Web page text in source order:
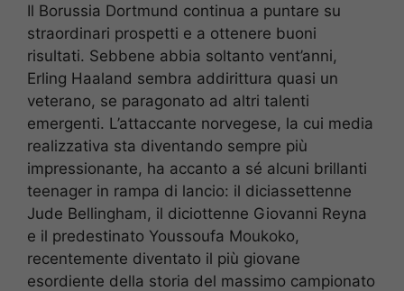
Il Borussia Dortmund continua a puntare su
straordinari prospetti e a ottenere buoni
risultati. Sebbene abbia soltanto vent’anni,
Erling Haaland sembra addirittura quasi un
veterano, se paragonato ad altri talenti
emergenti. L’attaccante norvegese, la cui media
realizzativa sta diventando sempre più
impressionante, ha accanto a sé alcuni brillanti
teenager in rampa di lancio: il diciassettenne
Jude Bellingham, il diciottenne Giovanni Reyna
e il predestinato Youssoufa Moukoko,
recentemente diventato il più giovane
esordiente della storia del massimo campionato